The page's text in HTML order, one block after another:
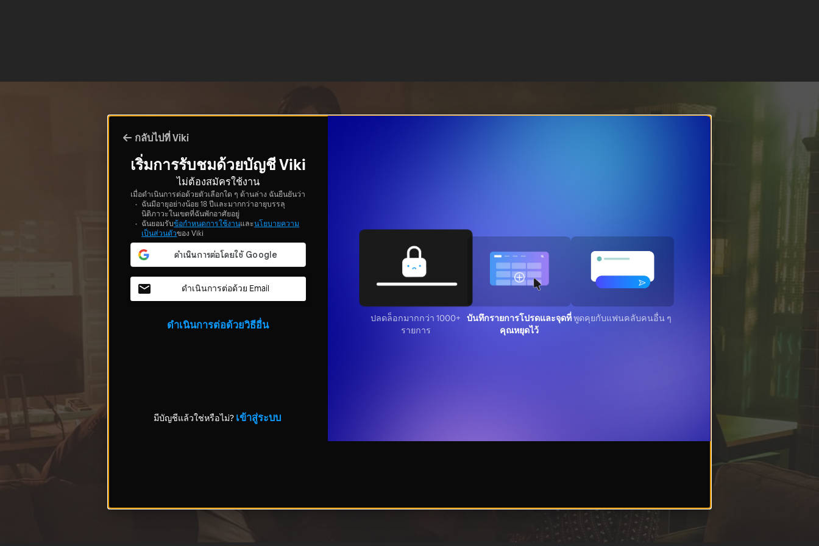
กลับไปที่ Viki
เริ่มการรับชมด้วยบัญชี Viki
ไม่ต้องสมัครใช้งาน
เมื่อดำเนินการต่อด้วยตัวเลือกใด ๆ ด้านล่าง ฉันยืนยันว่า
ฉันมีอายุอย่างน้อย 18 ปีและมากกว่าอายุบรรลุ
นิติภาวะในเขตที่ฉันพักอาศัยอยู่
ฉันยอมรับข้อกำหนดการใช้งานและนโยบายความ
เป็นส่วนตัวของ Viki
ดำเนินการต่อด้วย Email
ดำเนินการต่อด้วยวิธีอื่น
มีบัญชีแล้วใช่หรือไม่? เข้าสู่ระบบ
ปลดล็อกมากกว่า 1000+
รายการ
บันทึกรายการโปรดและจุดที่
คุณหยุดไว้
พูดคุยกับแฟนคลับคนอื่น ๆ